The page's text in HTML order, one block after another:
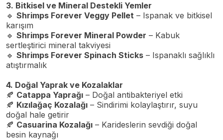
3. Bitkisel ve Mineral Destekli Yemler
🔹 Shrimps Forever Veggy Pellet – Ispanak ve bitkisel
karışım
🔹 Shrimps Forever Mineral Powder – Kabuk
sertleştirici mineral takviyesi
🔹 Shrimps Forever Spinach Sticks – Ispanaklı sağlıklı
atıştırmalık
4. Doğal Yaprak ve Kozalaklar
🍂 Catappa Yaprağı – Doğal antibakteriyel etki
🍂 Kızılağaç Kozalağı – Sindirimi kolaylaştırır, suyu
doğal hale getirir
🍂 Casuarina Kozalağı – Karideslerin sevdiği doğal
besin kaynağı